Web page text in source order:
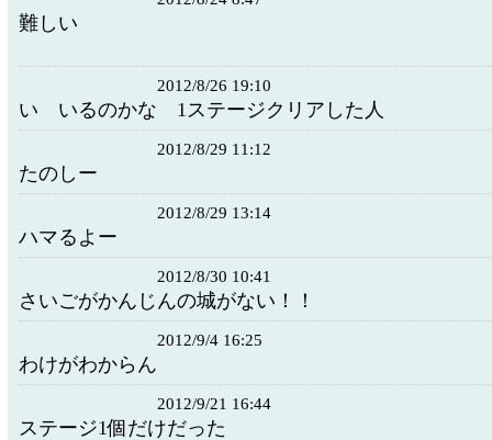
難しい
2012/8/26 19:10
い いるのかな 1ステージクリアした人
2012/8/29 11:12
たのしー
2012/8/29 13:14
ハマるよー
2012/8/30 10:41
さいごがかんじんの城がない！！
2012/9/4 16:25
わけがわからん
2012/9/21 16:44
ステージ1個だけだった